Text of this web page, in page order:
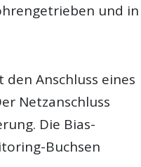
und in
Anschluss eines
Netzanschluss
Die Bias-
Buchsen